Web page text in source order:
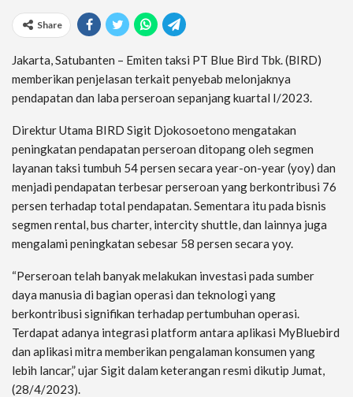
Share
Jakarta, Satubanten – Emiten taksi PT Blue Bird Tbk. (BIRD)
memberikan penjelasan terkait penyebab melonjaknya
pendapatan dan laba perseroan sepanjang kuartal I/2023.
Direktur Utama BIRD Sigit Djokosoetono mengatakan
peningkatan pendapatan perseroan ditopang oleh segmen
layanan taksi tumbuh 54 persen secara year-on-year (yoy) dan
menjadi pendapatan terbesar perseroan yang berkontribusi 76
persen terhadap total pendapatan. Sementara itu pada bisnis
segmen rental, bus charter, intercity shuttle, dan lainnya juga
mengalami peningkatan sebesar 58 persen secara yoy.
“Perseroan telah banyak melakukan investasi pada sumber
daya manusia di bagian operasi dan teknologi yang
berkontribusi signifikan terhadap pertumbuhan operasi.
Terdapat adanya integrasi platform antara aplikasi MyBluebird
dan aplikasi mitra memberikan pengalaman konsumen yang
lebih lancar,” ujar Sigit dalam keterangan resmi dikutip Jumat,
(28/4/2023).